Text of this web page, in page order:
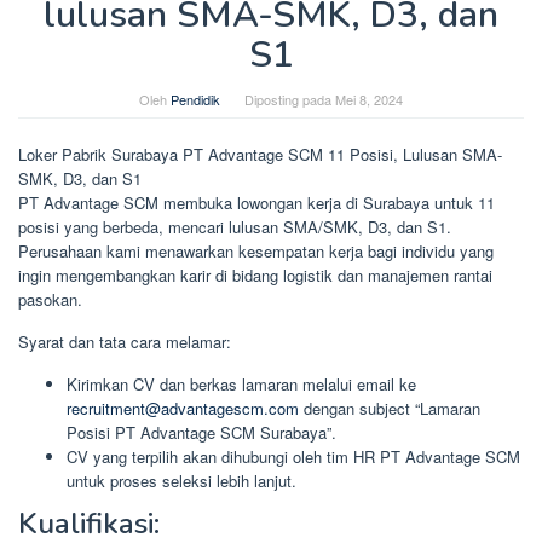
lulusan SMA-SMK, D3, dan
S1
Oleh Pendidik Diposting pada Mei 8, 2024
Loker Pabrik Surabaya PT Advantage SCM 11 Posisi, Lulusan SMA-
SMK, D3, dan S1
PT Advantage SCM membuka lowongan kerja di Surabaya untuk 11
posisi yang berbeda, mencari lulusan SMA/SMK, D3, dan S1.
Perusahaan kami menawarkan kesempatan kerja bagi individu yang
ingin mengembangkan karir di bidang logistik dan manajemen rantai
pasokan.
Syarat dan tata cara melamar:
Kirimkan CV dan berkas lamaran melalui email ke
recruitment@advantagescm.com dengan subject “Lamaran
Posisi PT Advantage SCM Surabaya”.
CV yang terpilih akan dihubungi oleh tim HR PT Advantage SCM
untuk proses seleksi lebih lanjut.
Kualifikasi: